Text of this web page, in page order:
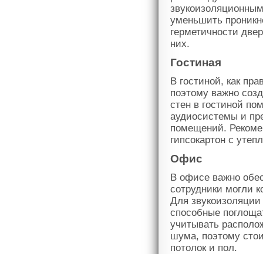
уменьшить
герметичности
них.
Гостиная
В гостиной, как
поэтому важно
стен в гостиной
аудиосистемы и
помещений.
гипсокартон с
Офис
В офисе важно
сотрудники могли
Для
способные
учитывать
шума, поэтому
потолок и пол.